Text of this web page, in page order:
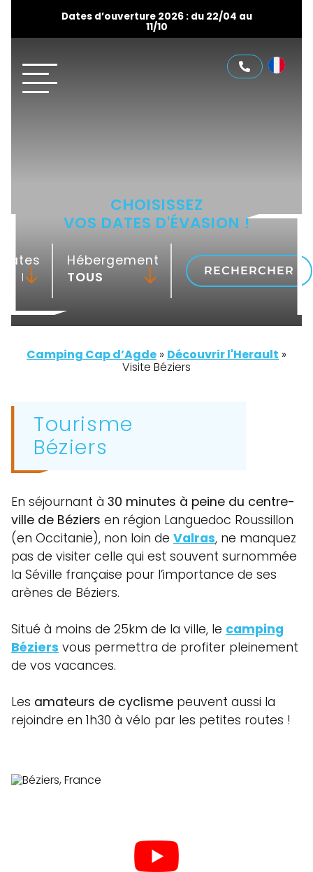
Dates d’ouverture 2026 : du 22/04 au
11/10
CHOISISSEZ
VOS DATES D'ÉVASION !
Dates
Hébergement
RECHERCHER
Camping Cap d’Agde » Découvrir l'Herault »
Visite Béziers
Tourisme
Béziers
En séjournant à 30 minutes à peine du centre-
ville de Béziers en région Languedoc Roussillon
(en Occitanie), non loin de Valras, ne manquez
pas de visiter celle qui est souvent surnommée
la Séville française pour l’importance de ses
arènes de Béziers.
Situé à moins de 25km de la ville, le camping
Béziers vous permettra de profiter pleinement
de vos vacances.
Les amateurs de cyclisme peuvent aussi la
rejoindre en 1h30 à vélo par les petites routes !